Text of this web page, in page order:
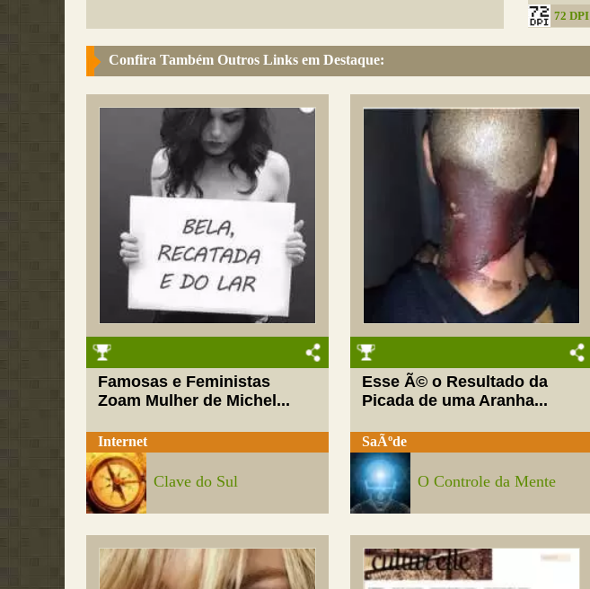
72 DPI
Confira Também Outros Links em Destaque:
Famosas e Feministas
Zoam Mulher de Michel...
Internet
Clave do Sul
Esse Ã© o Resultado da
Picada de uma Aranha...
SaÃºde
O Controle da Mente